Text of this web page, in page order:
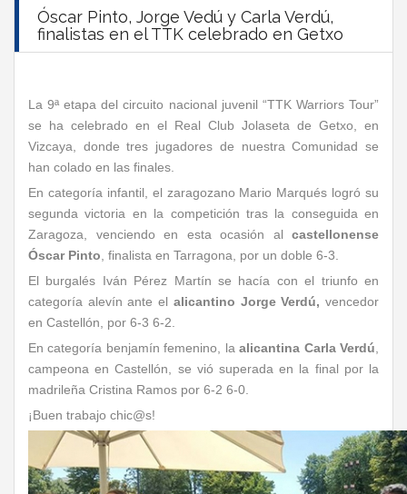
Óscar Pinto, Jorge Vedú y Carla Verdú,
finalistas en el TTK celebrado en Getxo
La 9ª etapa del circuito nacional juvenil “TTK Warriors Tour”
se ha celebrado en el Real Club Jolaseta de Getxo, en
Vizcaya, donde tres jugadores de nuestra Comunidad se
han colado en las finales.
En categoría infantil, el zaragozano Mario Marqués logró su
segunda victoria en la competición tras la conseguida en
Zaragoza, venciendo en esta ocasión al castellonense
Óscar Pinto , finalista en Tarragona, por un doble 6-3.
El burgalés Iván Pérez Martín se hacía con el triunfo en
categoría alevín ante el alicantino Jorge Verdú,vencedor
en Castellón, por 6-3 6-2.
En categoría benjamín femenino, laalicantina Carla Verdú
campeona en Castellón, se vió superada en la final por la
madrileña Cristina Ramos por 6-2 6-0.
¡Buen trabajo chic@s!